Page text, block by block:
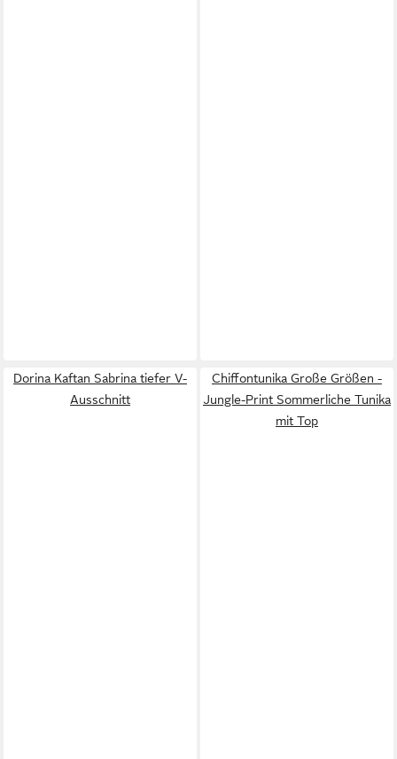
Dorina Kaftan Sabrina tiefer V-
Ausschnitt
Chiffontunika Große Größen -
Jungle-Print Sommerliche Tunika
mit Top